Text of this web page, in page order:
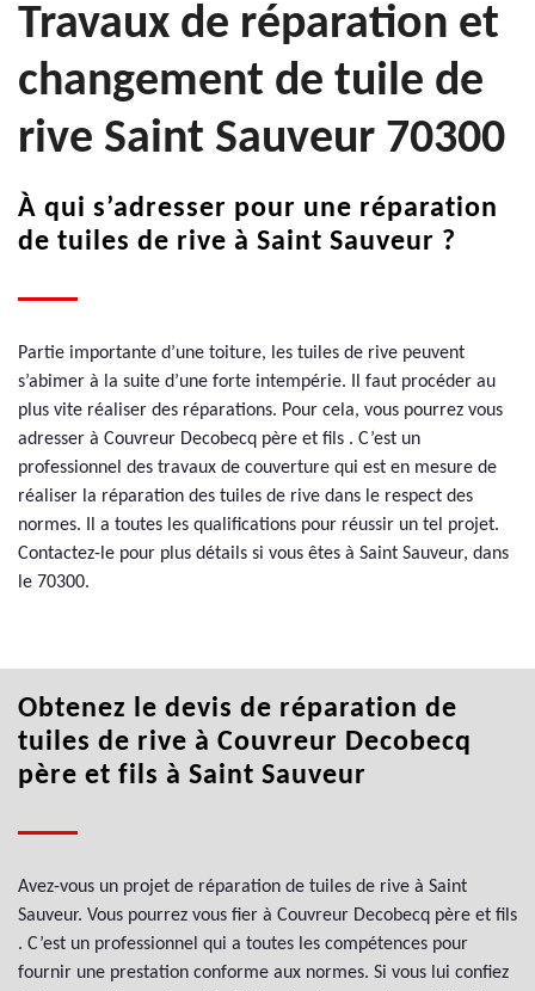
Travaux de réparation et
changement de tuile de
rive Saint Sauveur 70300
À qui s’adresser pour une réparation
de tuiles de rive à Saint Sauveur ?
Partie importante d’une toiture, les tuiles de rive peuvent
s’abimer à la suite d’une forte intempérie. Il faut procéder au
plus vite réaliser des réparations. Pour cela, vous pourrez vous
adresser à Couvreur Decobecq père et fils . C’est un
professionnel des travaux de couverture qui est en mesure de
réaliser la réparation des tuiles de rive dans le respect des
normes. Il a toutes les qualifications pour réussir un tel projet.
Contactez-le pour plus détails si vous êtes à Saint Sauveur, dans
le 70300.
Obtenez le devis de réparation de
tuiles de rive à Couvreur Decobecq
père et fils à Saint Sauveur
Avez-vous un projet de réparation de tuiles de rive à Saint
Sauveur. Vous pourrez vous fier à Couvreur Decobecq père et fils
. C’est un professionnel qui a toutes les compétences pour
fournir une prestation conforme aux normes. Si vous lui confiez